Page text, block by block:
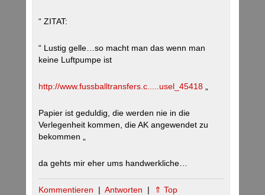
“ ZITAT:
“ Lustig gelle…so macht man das wenn man
keine Luftpumpe ist
http://www.fussballtransfers.c.....usel_45418
Papier ist geduldig, die werden nie in die
Verlegenheit kommen, die AK angewendet zu
bekommen „
da gehts mir eher ums handwerkliche…
Kommentieren | Antworten | ⇑ Top